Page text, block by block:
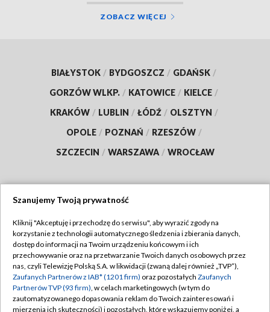
ZOBACZ WIĘCEJ
BIAŁYSTOK / BYDGOSZCZ / GDAŃSK /
GORZÓW WLKP. / KATOWICE / KIELCE /
KRAKÓW / LUBLIN / ŁÓDŹ / OLSZTYN /
OPOLE / POZNAŃ / RZESZÓW /
SZCZECIN / WARSZAWA / WROCŁAW
TVP
Abonament TVP
Emisja w TVP
Centrum informacji TVP
Regulamin TVP
Polityka prywatności
Moje zgody
Szanujemy Twoją prywatność
Kliknij "Akceptuję i przechodzę do serwisu", aby wyrazić zgody na
korzystanie z technologii automatycznego śledzenia i zbierania danych,
dostęp do informacji na Twoim urządzeniu końcowym i ich
przechowywanie oraz na przetwarzanie Twoich danych osobowych przez
nas, czyli Telewizję Polską S.A. w likwidacji (zwaną dalej również „TVP”),
Zaufanych Partnerów z IAB* (1201 firm) oraz pozostałych Zaufanych
Partnerów TVP (93 firm), w celach marketingowych (w tym do
zautomatyzowanego dopasowania reklam do Twoich zainteresowań i
mierzenia ich skuteczności) i pozostałych, które wskazujemy poniżej, a